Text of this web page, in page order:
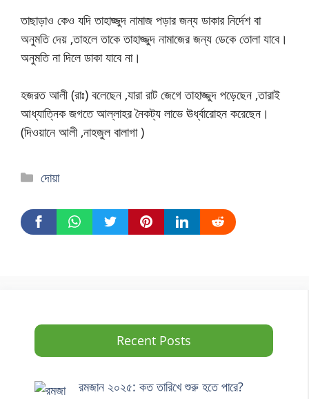
তাছাড়াও কেও যদি তাহাজ্জুদ নামাজ পড়ার জন্য ডাকার নির্দেশ বা
অনুমতি দেয় ,তাহলে তাকে তাহাজ্জুদ নামাজের জন্য ডেকে তোলা যাবে।
অনুমতি না দিলে ডাকা যাবে না।
হজরত আলী (রাঃ) বলেছেন ,যারা রাট জেগে তাহাজ্জুদ পড়েছেন ,তারাই
আধ্যাত্নিক জগতে আল্লাহর নৈকট্য লাভে ঊর্ধ্বারোহন করেছেন।
(দিওয়ানে আলী ,নাহজুল বালাগা )
দোয়া
Recent Posts
রমজান ২০২৫: কত তারিখে শুরু হতে পারে?